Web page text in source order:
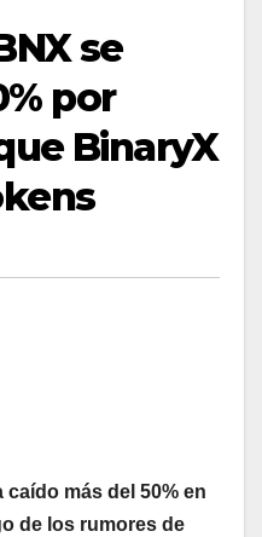
se
por
BinaryX
más del 50% en
de los rumores de